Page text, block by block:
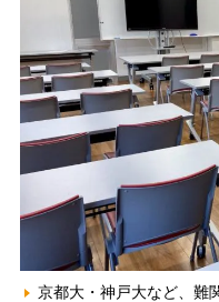
京都大・神戸大など、難